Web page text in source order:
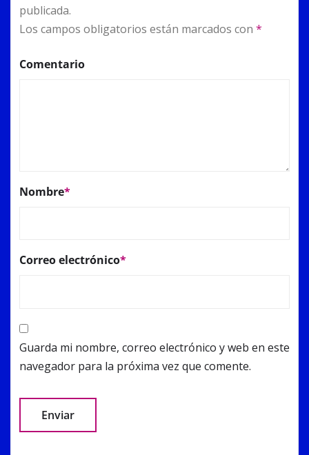
publicada.
Los campos obligatorios están marcados con *
Comentario
Nombre*
Correo electrónico*
Guarda mi nombre, correo electrónico y web en este
navegador para la próxima vez que comente.